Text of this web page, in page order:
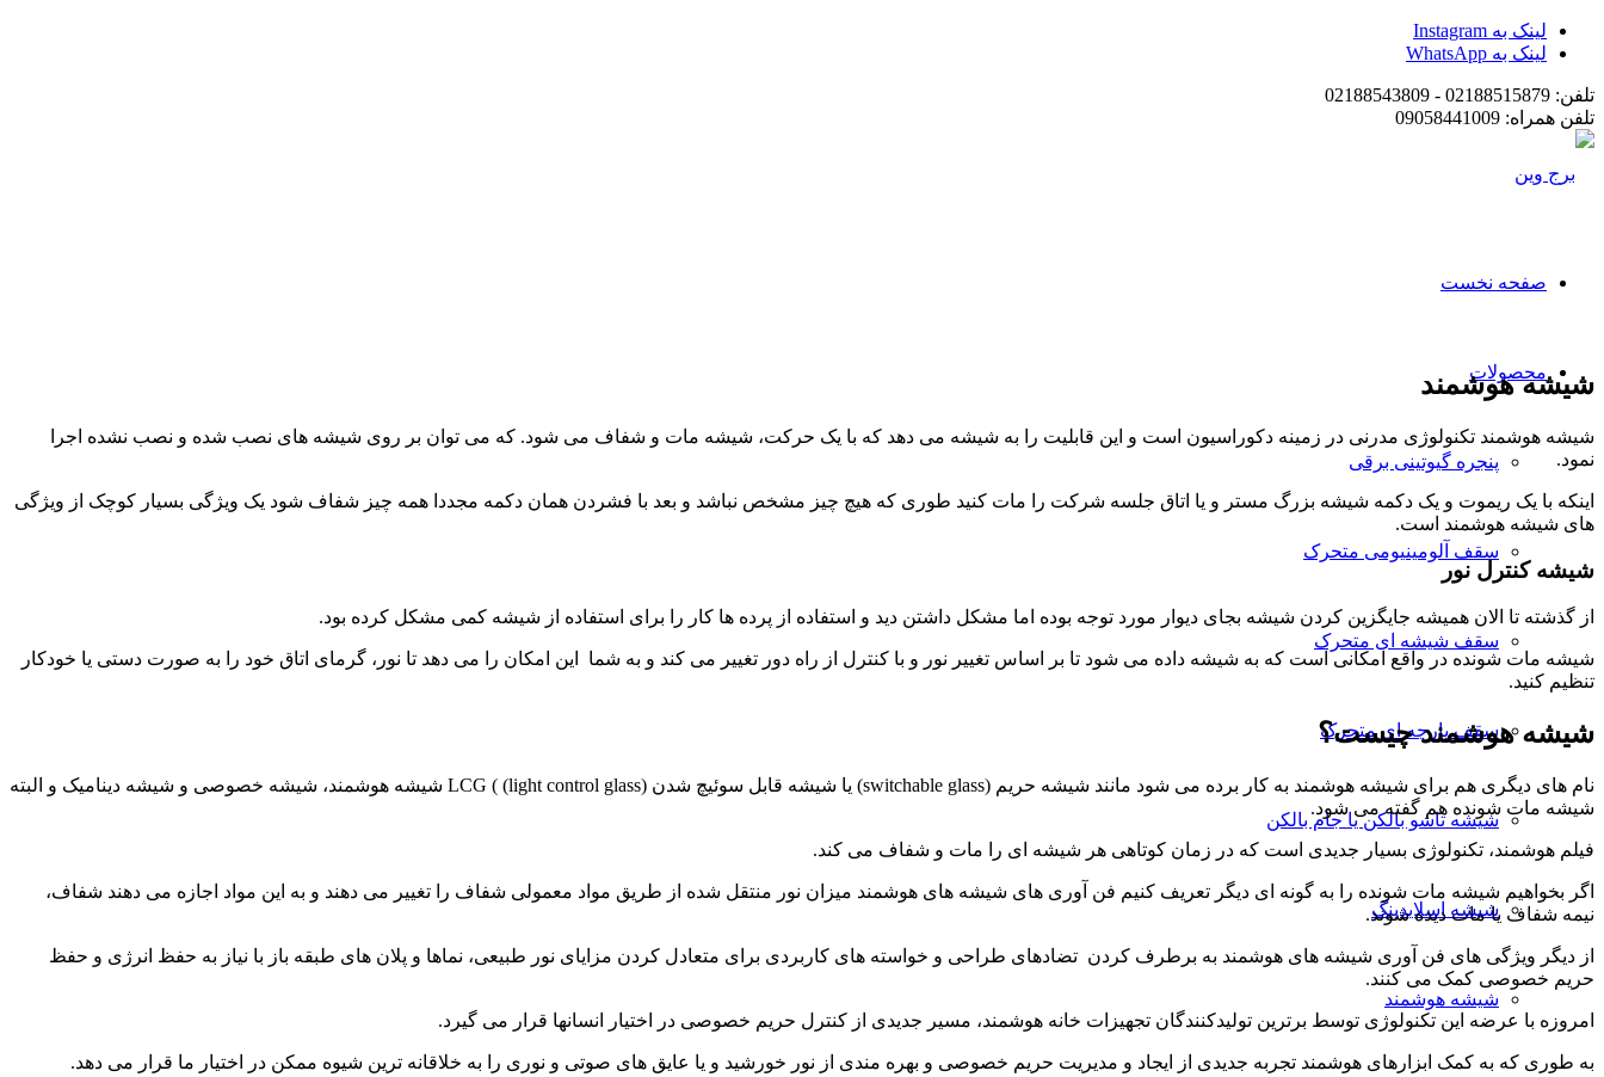
لینک به Instagram
لینک به WhatsApp
تلفن: 02188515879 - 02188543809
تلفن همراه: 09058441009
صفحه نخست
محصولات
پنجره گیوتینی برقی
سقف آلومینیومی متحرک
سقف شیشه ای متحرک
سقف پارچه ای متحرک
شیشه تاشو بالکن یا جام بالکن
شیشه اسلایدینگ
شیشه هوشمند
شیشه هوشمند
شیشه هوشمند تکنولوژی مدرنی در زمینه دکوراسیون است و این قابلیت را به شیشه می دهد که با یک حرکت، شیشه مات و شفاف می شود. که می توان بر روی شیشه های نصب شده و نصب نشده اجرا
نمود.
اینکه با یک ریموت و یک دکمه شیشه بزرگ مستر و یا اتاق جلسه شرکت را مات کنید طوری که هیچ چیز مشخص نباشد و بعد با فشردن همان دکمه مجددا همه چیز شفاف شود یک ویژگی بسیار کوچک از ویژگی
های شیشه هوشمند است.
شیشه کنترل نور
از گذشته تا الان همیشه جایگزین کردن شیشه بجای دیوار مورد توجه بوده اما مشکل داشتن دید و استفاده از پرده ها کار را برای استفاده از شیشه کمی مشکل کرده بود.
شیشه مات شونده در واقع امکانی است که به شیشه داده می شود تا بر اساس تغییر نور و با کنترل از راه دور تغییر می کند و به شما این امکان را می دهد تا نور، گرمای اتاق خود را به صورت دستی یا خودکار
تنظیم کنید.
شیشه هوشمند چیست؟
نام های دیگری هم برای شیشه هوشمند به کار برده می شود مانند شیشه حریم (switchable glass) یا شیشه قابل سوئیچ شدن (LCG ( (light control glass شیشه هوشمند، شیشه خصوصی و شیشه دینامیک و البته
شیشه مات شونده هم گفته می شود.
فیلم هوشمند، تکنولوژی بسیار جدیدی است که در زمان کوتاهی هر شیشه ای را مات و شفاف می کند.
اگر بخواهیم شیشه مات شونده را به گونه ای دیگر تعریف کنیم فن آوری های شیشه های هوشمند میزان نور منتقل شده از طریق مواد معمولی شفاف را تغییر می دهند و به این مواد اجازه می دهند شفاف،
نیمه شفاف یا مات دیده شوند.
از دیگر ویژگی های فن آوری شیشه های هوشمند به برطرف کردن تضادهای طراحی و خواسته های کاربردی برای متعادل کردن مزایای نور طبیعی، نماها و پلان های طبقه باز با نیاز به حفظ انرژی و حفظ
حریم خصوصی کمک می کنند.
امروزه با عرضه این تکنولوژی توسط برترین تولیدکنندگان تجهیزات خانه هوشمند، مسیر جدیدی از کنترل حریم خصوصی در اختیار انسانها قرار می گیرد.
به طوری که به کمک ابزارهای هوشمند تجربه جدیدی از ایجاد و مدیریت حریم خصوصی و بهره مندی از نور خورشید و یا عایق های صوتی و نوری را به خلاقانه ترین شیوه ممکن در اختیار ما قرار می دهد.